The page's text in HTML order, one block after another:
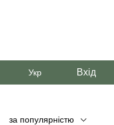
Укр Вхід
за популярністю